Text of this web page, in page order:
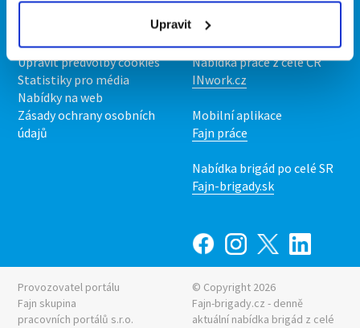
Upravit
Kontakt
Podmínky
Upravit předvolby cookies
Statistiky pro média
Nabídky na web
Zásady ochrany osobních
údajů
Fajn brigády
Nabídka práce z celé ČR
INwork.cz
Mobilní aplikace
Fajn práce
Nabídka brigád po celé SR
Fajn-brigady.sk
Provozovatel portálu
Fajn skupina
pracovních portálů s.r.o.
© Copyright 2026
Fajn-brigady.cz - denně
aktuální nabídka brigád z celé